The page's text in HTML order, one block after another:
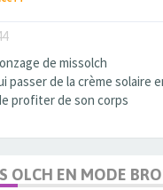
de missolch
passer de la crème solaire
profiter de son corps
OLCH EN MODE